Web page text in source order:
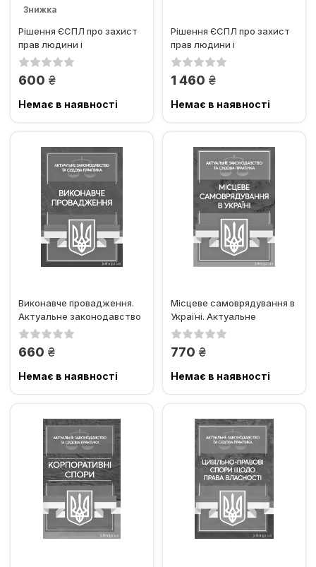
Знижка
Рішення ЄСПЛ про захист
прав людини і
основоположних свобод в
600 грн.
Немає в наявності
Рішення ЄСПЛ про захист
прав людини і
основоположних свобод
1 460 грн.
Немає в наявності
Виконавче провадження.
Актуальне законодавство
та судова практика
660 грн.
Немає в наявності
Місцеве самоврядування в
Україні. Актуальне
законодавство та судова...
770 грн.
Немає в наявності